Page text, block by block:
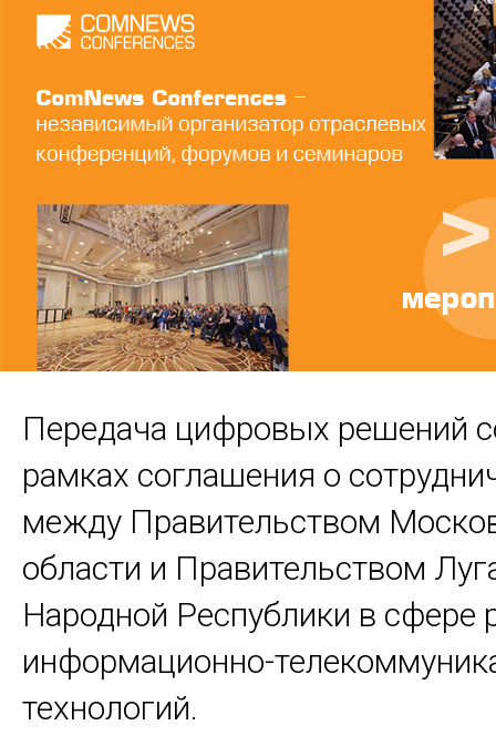
Передача цифровых решений
рамках соглашения о
между Правительством
области и Правительством
Народной Республики в сфере
информационно-
технологий.